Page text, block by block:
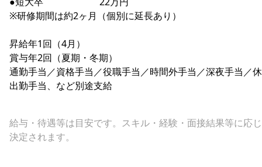
※研修期間は約2ヶ月（個別に延長あり）
昇給年1回（4月）
賞与年2回（夏期・冬期）
通勤手当／資格手当／役職手当／時間外手当／深夜手当／
出勤手当、など別途支給
給与・待遇等は目安です。スキル・経験・面接結果等に応
決定されます。